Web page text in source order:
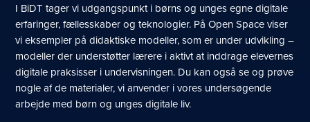
I BiDT tager vi udgangspunkt i børns og unges egne digitale
erfaringer, fællesskaber og teknologier. På Open Space viser
vi eksempler på didaktiske modeller, som er under udvikling –
modeller der understøtter lærere i aktivt at inddrage elevernes
digitale praksisser i undervisningen. Du kan også se og prøve
nogle af de materialer, vi anvender i vores undersøgende
arbejde med børn og unges digitale liv.